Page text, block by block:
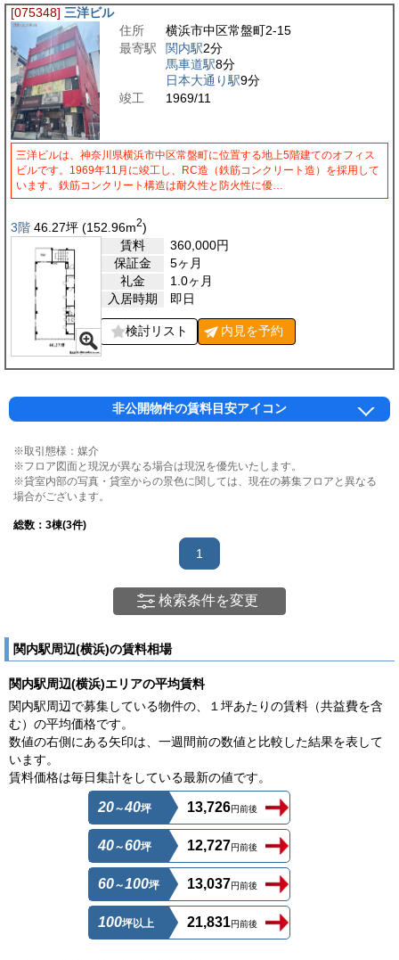
[075348] 三洋ビル
住所
横浜市中区常盤町2-15
最寄駅
関内駅2分
馬車道駅8分
日本大通り駅9分
竣工
1969/11
三洋ビルは、神奈川県横浜市中区常盤町に位置する地上5階建てのオフィス
ビルです。1969年11月に竣工し、RC造（鉄筋コンクリート造）を採用して
います。鉄筋コンクリート構造は耐久性と防火性に優…
3階 46.27坪 (152.96m2)
賃料
360,000円
保証金
5ヶ月
礼金
1.0ヶ月
入居時期
即日
検討リスト 内見を予約
非公開物件の賃料目安アイコン
※取引態様：媒介
※フロア図面と現況が異なる場合は現況を優先いたします。
※貸室内部の写真・貸室からの景色に関しては、現在の募集フロアと異なる
場合がございます。
総数： 3棟(3件)
1
検索条件を変更
関内駅周辺(横浜)の賃料相場
関内駅周辺(横浜)エリアの平均賃料
関内駅周辺で募集している物件の、１坪あたりの賃料（共益費を含
む）の平均価格です。
数値の右側にある矢印は、一週間前の数値と比較した結果を表して
います。
賃料価格は毎日集計をしている最新の値です。
20～40坪 13,726円前後
40～60坪 12,727円前後
60～100坪 13,037円前後
100坪以上 21,831円前後